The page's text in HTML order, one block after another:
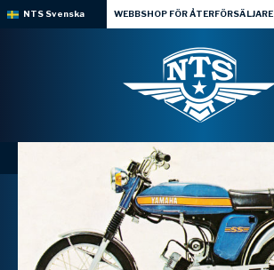
NTS Svenska WEBBSHOP FÖR ÅTERFÖRSÄLJARE